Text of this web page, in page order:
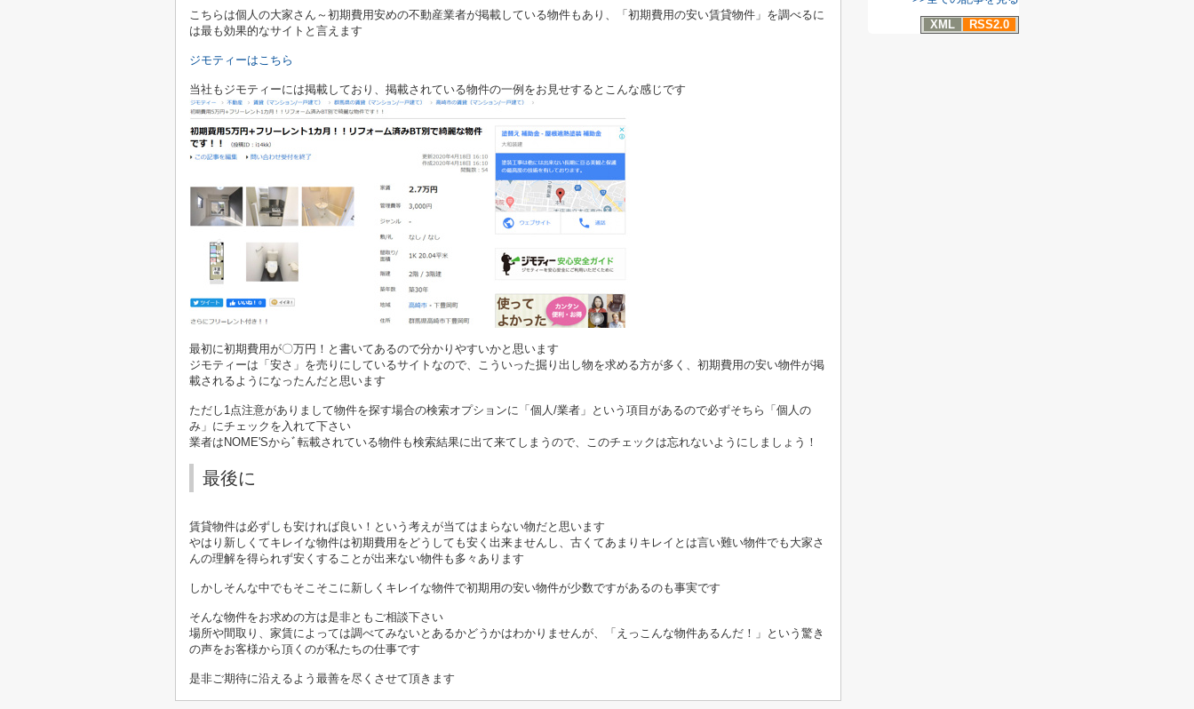
こちらは個人の大家さん～初期費用安めの不動産業者が掲載している物件もあり、「初期費用の安い賃貸物件」を調べるに
は最も効果的なサイトと言えます
ジモティーはこちら
当社もジモティーには掲載しており、掲載されている物件の一例をお見せするとこんな感じです
最初に初期費用が〇万円！と書いてあるので分かりやすいかと思います
ジモティーは「安さ」を売りにしているサイトなので、こういった掘り出し物を求める方が多く、初期費用の安い物件が掲
載されるようになったんだと思います
ただし1点注意がありまして物件を探す場合の検索オプションに「個人/業者」という項目があるので必ずそちら「個人の
み」にチェックを入れて下さい
業者はNOME'Sからﾞ転載されている物件も検索結果に出て来てしまうので、このチェックは忘れないようにしましょう！
最後に
賃貸物件は必ずしも安ければ良い！という考えが当てはまらない物だと思います
やはり新しくてキレイな物件は初期費用をどうしても安く出来ませんし、古くてあまりキレイとは言い難い物件でも大家さ
んの理解を得られず安くすることが出来ない物件も多々あります
しかしそんな中でもそこそこに新しくキレイな物件で初期用の安い物件が少数ですがあるのも事実です
そんな物件をお求めの方は是非ともご相談下さい
場所や間取り、家賃によっては調べてみないとあるかどうかはわかりませんが、「えっこんな物件あるんだ！」という驚き
の声をお客様から頂くのが私たちの仕事です
是非ご期待に沿えるよう最善を尽くさせて頂きます
XML
RSS2.0